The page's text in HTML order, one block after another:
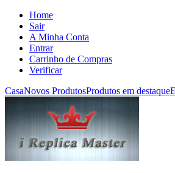
Home
Sair
A Minha Conta
Entrar
Carrinho de Compras
Verificar
CasaNovos ProdutosProdutos em destaque